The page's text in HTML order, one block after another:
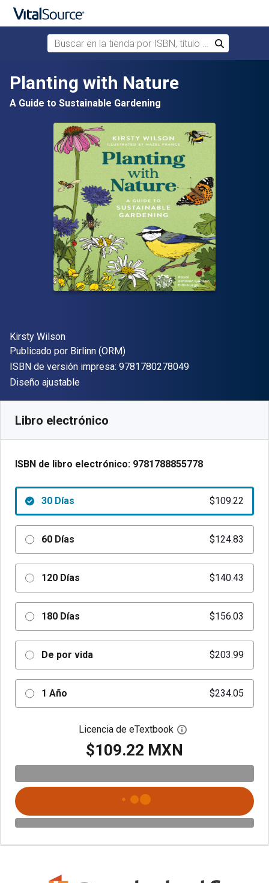
Saltar al contenido principal
Buscar en la tienda por ISBN, título o autor
Buscar
Planting with Nature
A Guide to Sustainable Gardening
Autor(es)
Kirsty Wilson
Editor
Publicado por Birlinn (ORM)
ISBN de versión impresa: 9781780278049"ISBN-13
Formato
Diseño ajustable
Libro electrónico
ISBN de libro electrónico: 9781788855778
30 Días $109.22
60 Días $124.83
120 Días $140.43
180 Días $156.03
De por vida $203.99
1 Año $234.05
Licencia de eTextbook Abre el cuadro de
$109.22 MXN